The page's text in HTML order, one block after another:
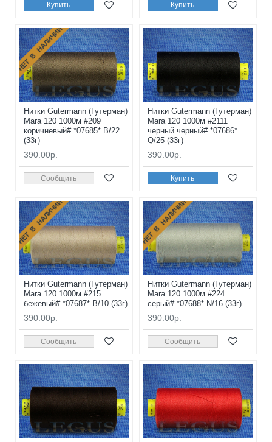
Купить Купить
НЕТ В НАЛИЧИИ
Нитки Gutermann (Гутерман)
Mara 120 1000м #209
коричневый# *07685* B/22
(33г)
390.00р.
Сообщить
Нитки Gutermann (Гутерман)
Mara 120 1000м #2111
черный черный# *07686*
Q/25 (33г)
390.00р.
Купить
НЕТ В НАЛИЧИИ
Нитки Gutermann (Гутерман)
Mara 120 1000м #215
бежевый# *07687* B/10 (33г)
390.00р.
Сообщить
НЕТ В НАЛИЧИИ
Нитки Gutermann (Гутерман)
Mara 120 1000м #224
серый# *07688* N/16 (33г)
390.00р.
Сообщить